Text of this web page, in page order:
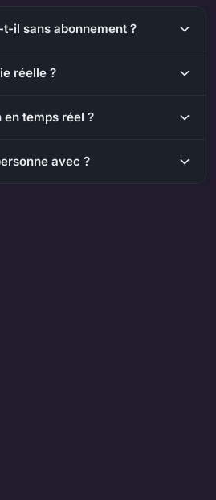
il sans abonnement ?
réelle ?
temps réel ?
avec ?